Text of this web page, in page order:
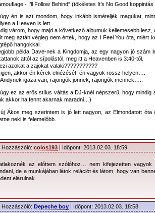
- I’ll Follow Behind” (tökéletes It’s No Good koppintás
én is azt mondom, hogy inkább ismételjék magukat,
a Heaven is lett.
várom, hogy majd a következő albumuk kellemesebb
meg aztán végleg nem értek, hogy az I Feel You óta, miért
hangokkal.
példa Dave-nek a Kingdomja, az egy nagyon jó szám
attól az sípolástól, meg itt a Heavenben is 3:40-től.
azokat a zajokat valaki???????????
igen, akkor én kérek elnézését, én vagyok rossz helyen….
Andynek igaza van, rajongók jönnek, rajongók mennek…..
ez az erős stílus váltás a DJ-knél népszerű, hogy mindig
akkor ha fennt akarnak maradni…)
Ákos meg szerintem is jó lett nagyon, az Elmondatott
neki is felemelőbb.
Hozzászóló: colos193 | Időpont: 2013.02.03. 18:59
az előttem szólóhoz… nem kifejezetten
de a munkájában látok relációt és látom, hogy van
elárulnak..
Hozzászóló: Depeche boy | Időpont: 2013.02.03. 18:58